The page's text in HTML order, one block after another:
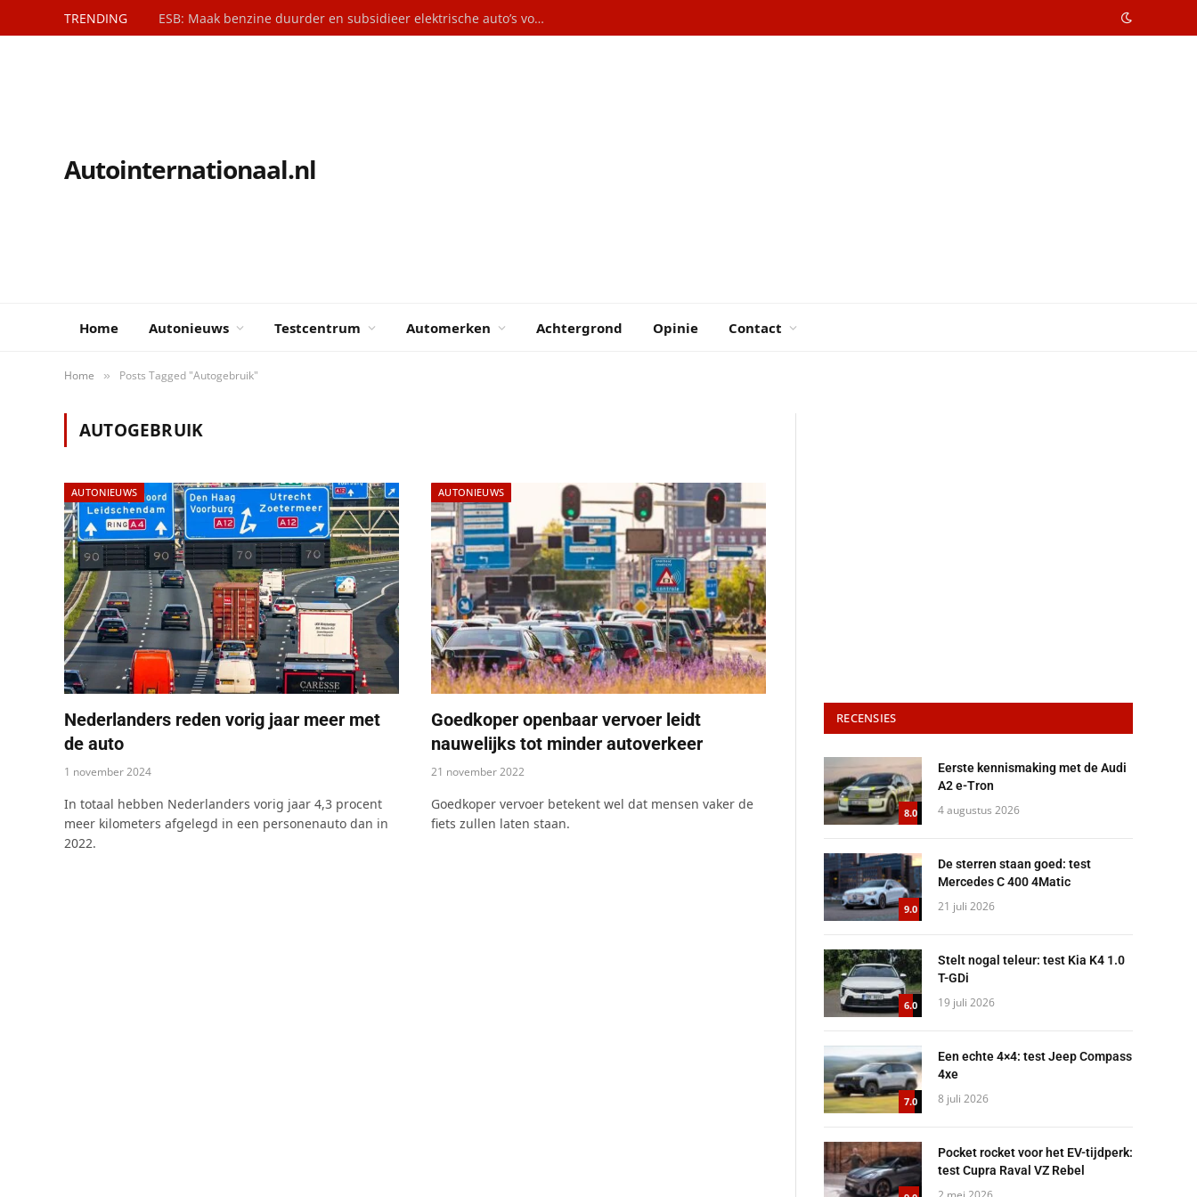
TRENDING ESB: Maak benzine duurder en subsidieer elektrische auto’s voor lage inkomens
Autointernationaal.nl
Home Autonieuws Testcentrum Automerken Achtergrond Opinie Contact
Home » Posts Tagged "Autogebruik"
AUTOGEBRUIK
AUTONIEUWS
Nederlanders reden vorig jaar meer met
de auto
1 november 2024
In totaal hebben Nederlanders vorig jaar 4,3 procent
meer kilometers afgelegd in een personenauto dan in
2022.
AUTONIEUWS
Goedkoper openbaar vervoer leidt
nauwelijks tot minder autoverkeer
21 november 2022
Goedkoper vervoer betekent wel dat mensen vaker de
fiets zullen laten staan.
RECENSIES
8.0
Eerste kennismaking met de Audi
A2 e-Tron
4 augustus 2026
9.0
De sterren staan goed: test
Mercedes C 400 4Matic
21 juli 2026
6.0
Stelt nogal teleur: test Kia K4 1.0
T-GDi
19 juli 2026
7.0
Een echte 4×4: test Jeep Compass
4xe
8 juli 2026
Pocket rocket voor het EV-tijdperk:
test Cupra Raval VZ Rebel